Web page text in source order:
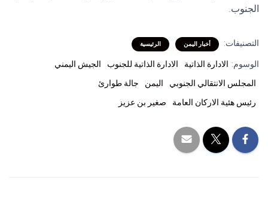
الجنوب.
التصنيفات: أخبار اليمن الرئيسية
الوسوم: الادارة الذاتية الادارة الذاتية للجنوب
الجيش اليمني
المجلس الانتقالي الجنوبي
اليمن
جالة طوارئ
رئيس هئية الاركان العامة
صغير بن عزيز